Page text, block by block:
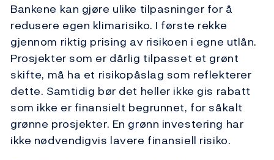
Bankene kan gjøre ulike tilpasninger for å
redusere egen klimarisiko. I første rekke
gjennom riktig prising av risikoen i egne utlån.
Prosjekter som er dårlig tilpasset et grønt
skifte, må ha et risikopåslag som reflekterer
dette. Samtidig bør det heller ikke gis rabatt
som ikke er finansielt begrunnet, for såkalt
grønne prosjekter. En grønn investering har
ikke nødvendigvis lavere finansiell risiko.